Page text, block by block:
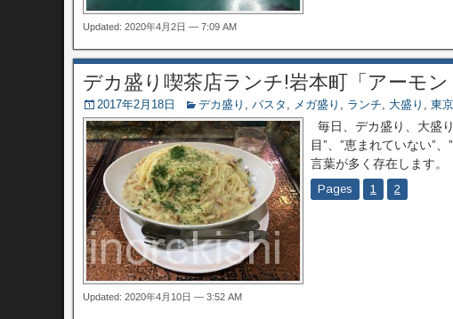
Updated: 2020年4月2日 — 7:09 AM
デカ盛り喫茶店ランチ!岩本町「アーモ
2017年2月18日 デカ盛り , パスタ , メガ盛り , ランチ, 大盛り , 東京
毎日、デカ盛り、大盛
目”、”恵まれていない”
言葉が多く存在します
Pages 1 2
Updated: 2020年4月10日 — 3:52 AM